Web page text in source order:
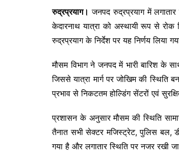
रुद्रप्रयाग। जनपद रुद्रप्रयाग में लगातार
केदारनाथ यात्रा को अस्थायी रूप से रोक
रुद्रप्रयाग के निर्देश पर यह निर्णय लिया
मौसम विभाग ने जनपद में भारी बारिश के
जिससे यात्रा मार्ग पर जोखिम की स्थिति
प्रभाव से निकटतम होल्डिंग सेंटरों एवं
प्रशासन के अनुसार मौसम की स्थिति
तैनात सभी सेक्टर मजिस्ट्रेट, पुलिस बल,
गया है और लगातार स्थिति पर नजर रखी